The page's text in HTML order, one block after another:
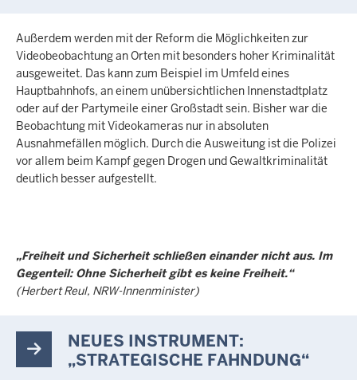
Außerdem werden mit der Reform die Möglichkeiten zur
Videobeobachtung an Orten mit besonders hoher Kriminalität
ausgeweitet. Das kann zum Beispiel im Umfeld eines
Hauptbahnhofs, an einem unübersichtlichen Innenstadtplatz
oder auf der Partymeile einer Großstadt sein. Bisher war die
Beobachtung mit Videokameras nur in absoluten
Ausnahmefällen möglich. Durch die Ausweitung ist die Polizei
vor allem beim Kampf gegen Drogen und Gewaltkriminalität
deutlich besser aufgestellt.
„Freiheit und Sicherheit schließen einander nicht aus. Im
Gegenteil: Ohne Sicherheit gibt es keine Freiheit.“
(Herbert Reul, NRW-Innenminister)
NEUES INSTRUMENT:
„STRATEGISCHE FAHNDUNG“